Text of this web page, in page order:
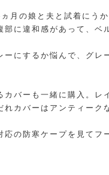
月の娘と夫と試着にう
部に違和感があって、ベ
ーにするか悩んで、グレ
カバーも一緒に購入。レ
カバーはアンティーク
応の防寒ケープを見てフ